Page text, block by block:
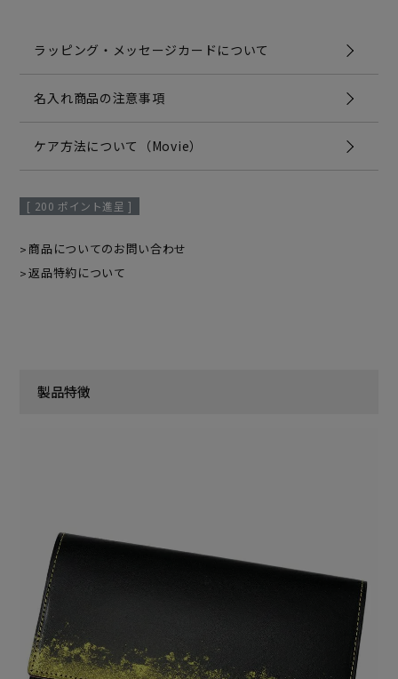
ラッピング・メッセージカードについて
名入れ商品の注意事項
ケア方法について（Movie）
[ 200 ポイント進呈 ]
商品についてのお問い合わせ
返品特約について
製品特徴